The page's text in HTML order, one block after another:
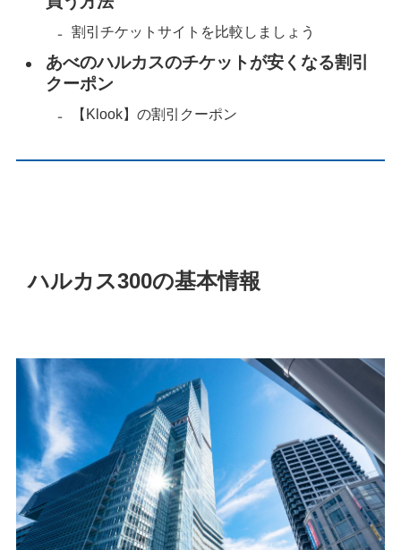
割引チケットサイトを比較しましょう
あべのハルカスのチケットが安くなる割引
クーポン
【Klook】の割引クーポン
ハルカス300の基本情報